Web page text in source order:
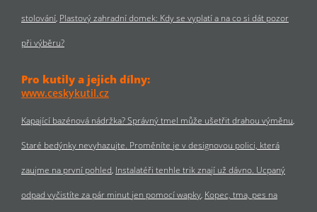
stolování Plastový zahradní domek: Kdy se vyplatí a na co si dát pozor
při výběru?
Pro kutily a jejich dílny:
www.ceskykutil.cz
Kapající bazénová nádržka? Správný tmel může ušetřit drahou výměnu
Staré bedýnky nevyhazujte. Proměníte je v designovou polici, která
zaujme na první pohled Instalatéři tenhle trik znají už dávno. Ucpaný
odpad vyčistíte za pár minut jen pomocí wapky Kopec, tma, pes na